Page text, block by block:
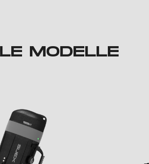
MODELLE